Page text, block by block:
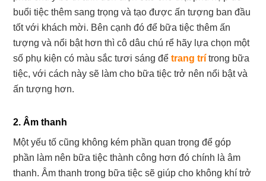
buổi tiệc thêm sang trọng và tạo được ấn tượng ban đầu
tốt với khách mời. Bên cạnh đó để bữa tiệc thêm ấn
tượng và nổi bật hơn thì cô dâu chú rể hãy lựa chọn một
số phụ kiện có màu sắc tươi sáng đểtrang trí trong bữa
tiệc, với cách này sẽ làm cho bữa tiệc trở nên nổi bật và
ấn tượng hơn.
2. Âm thanh
Một yếu tố cũng không kém phần quan trọng để góp
phần làm nên bữa tiệc thành công hơn đó chính là âm
thanh. Âm thanh trong bữa tiệc sẽ giúp cho không khí trở